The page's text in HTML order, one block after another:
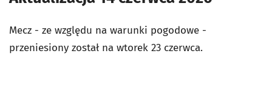
Mecz - ze względu na warunki pogodowe -
przeniesiony został na wtorek 23 czerwca.